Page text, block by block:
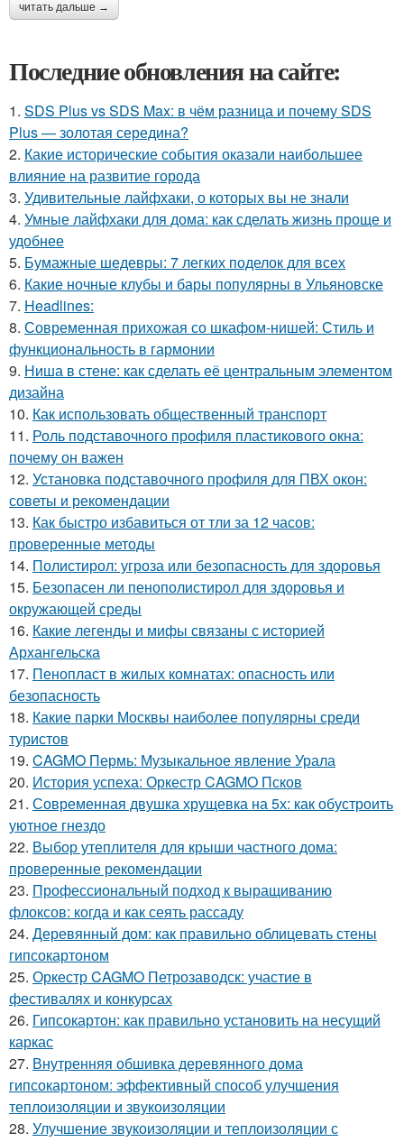
читать дальше →
Последние обновления на сайте:
1. SDS Plus vs SDS Max: в чём разница и почему SDS
Plus — золотая середина?
2. Какие исторические события оказали наибольшее
влияние на развитие города
3. Удивительные лайфхаки, о которых вы не знали
4. Умные лайфхаки для дома: как сделать жизнь проще и
удобнее
5. Бумажные шедевры: 7 легких поделок для всех
6. Какие ночные клубы и бары популярны в Ульяновске
7. Headlines:
8. Современная прихожая со шкафом-нишей: Стиль и
функциональность в гармонии
9. Ниша в стене: как сделать её центральным элементом
дизайна
10. Как использовать общественный транспорт
11. Роль подставочного профиля пластикового окна:
почему он важен
12. Установка подставочного профиля для ПВХ окон:
советы и рекомендации
13. Как быстро избавиться от тли за 12 часов:
проверенные методы
14. Полистирол: угроза или безопасность для здоровья
15. Безопасен ли пенополистирол для здоровья и
окружающей среды
16. Какие легенды и мифы связаны с историей
Архангельска
17. Пенопласт в жилых комнатах: опасность или
безопасность
18. Какие парки Москвы наиболее популярны среди
туристов
19. CAGMO Пермь: Музыкальное явление Урала
20. История успеха: Оркестр CAGMO Псков
21. Современная двушка хрущевка на 5х: как обустроить
уютное гнездо
22. Выбор утеплителя для крыши частного дома:
проверенные рекомендации
23. Профессиональный подход к выращиванию
флоксов: когда и как сеять рассаду
24. Деревянный дом: как правильно облицевать стены
гипсокартоном
25. Оркестр CAGMO Петрозаводск: участие в
фестивалях и конкурсах
26. Гипсокартон: как правильно установить на несущий
каркас
27. Внутренняя обшивка деревянного дома
гипсокартоном: эффективный способ улучшения
теплоизоляции и звукоизоляции
28. Улучшение звукоизоляции и теплоизоляции с